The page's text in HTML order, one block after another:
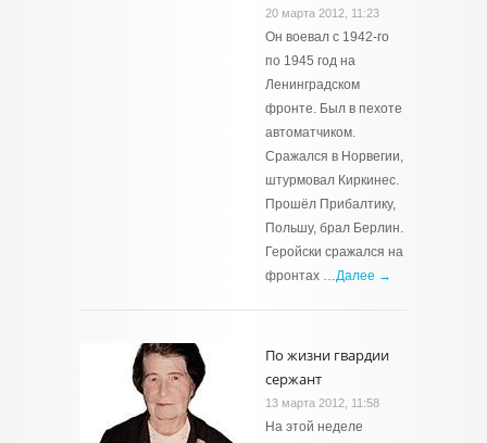
20 марта 2012, 11:23
Он воевал с 1942-го
по 1945 год на
Ленинградском
фронте. Был в пехоте
автоматчиком.
Сражался в Норвегии,
штурмовал Киркинес.
Прошёл Прибалтику,
Польшу, брал Берлин.
Геройски сражался на
фронтах …Далее →
По жизни гвардии
сержант
13 марта 2012, 11:58
На этой неделе